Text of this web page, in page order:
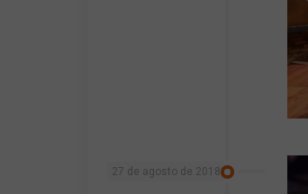
27 de agosto de 2018